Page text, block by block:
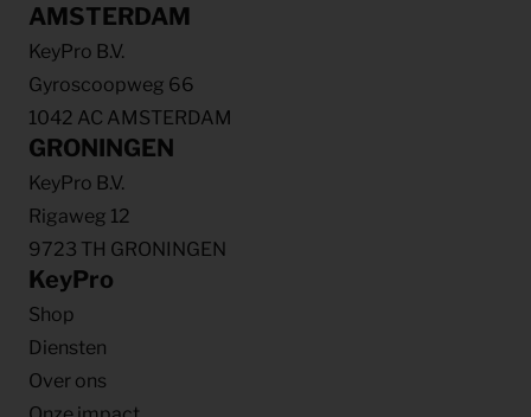
AMSTERDAM
KeyPro B.V.
Gyroscoopweg 66
1042 AC AMSTERDAM
GRONINGEN
KeyPro B.V.
Rigaweg 12
9723 TH GRONINGEN
KeyPro
Shop
Diensten
Over ons